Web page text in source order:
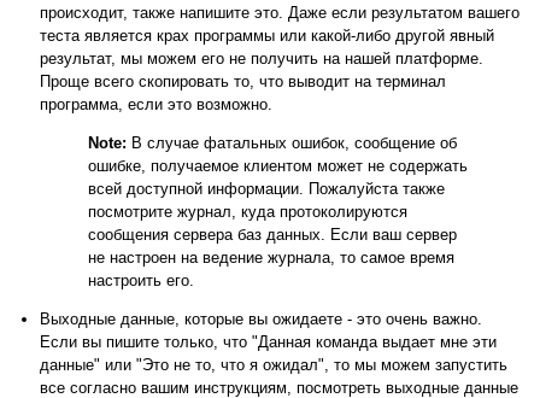
происходит, также напишите это. Даже если результатом вашего
теста является крах программы или какой-либо другой явный
результат, мы можем его не получить на нашей платформе.
Проще всего скопировать то, что выводит на терминал
программа, если это возможно.
Note: В случае фатальных ошибок, сообщение об
ошибке, получаемое клиентом может не содержать
всей доступной информации. Пожалуйста также
посмотрите журнал, куда протоколируются
сообщения сервера баз данных. Если ваш сервер
не настроен на ведение журнала, то самое время
настроить его.
Выходные данные, которые вы ожидаете - это очень важно.
Если вы пишите только, что "Данная команда выдает мне эти
данные" или "Это не то, что я ожидал" , то мы можем запустить
все согласно вашим инструкциям, посмотреть выходные данные